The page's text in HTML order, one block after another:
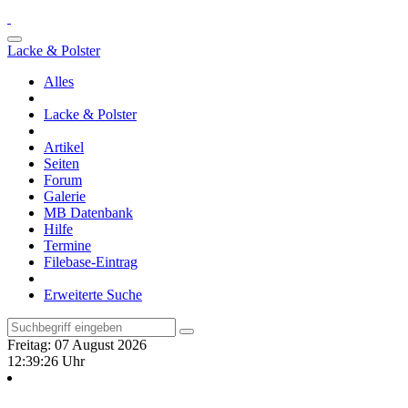
Lacke & Polster
Alles
Lacke & Polster
Artikel
Seiten
Forum
Galerie
MB Datenbank
Hilfe
Termine
Filebase-Eintrag
Erweiterte Suche
Freitag: 07 August 2026
12:39:26 Uhr